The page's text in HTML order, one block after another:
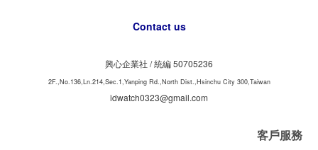
Contact us
興心企業社 /統編 50705236
2F.,No.136,Ln.214,Sec.1,Yanping Rd.,North Dist.,Hsinchu City 300,Taiwan
idwatch0323@gmail.com
客戶服務